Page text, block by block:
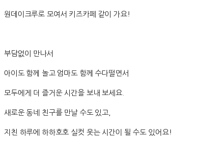
원데이크루로 모여서 키즈카페 같이 가요!
부담없이 만나서
아이도 함께 놀고 엄마도 함께 수다떨면서
모두에게 더 즐거운 시간을 보내 보세요.
새로운 동네 친구를 만날 수도 있고,
지친 하루에 하하호호 실컷 웃는 시간이 될 수도 있어요!